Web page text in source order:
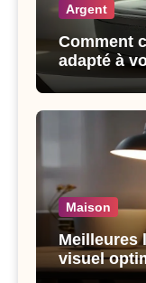
Argent
Comment
adapté à
Maison
Meilleures
visuel